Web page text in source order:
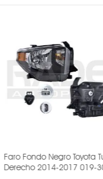
Negro Toyota Tundra
2014-2017 019-3017-32 -